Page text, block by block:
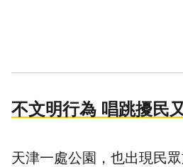
不文明行為 唱跳擾民
天津一處公園，也出現民